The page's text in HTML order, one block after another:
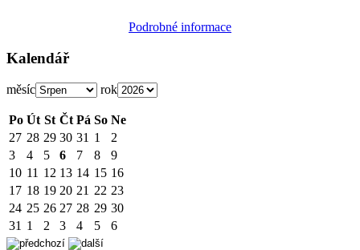
Podrobné informace
Kalendář
měsíc rok
Po Út St Čt Pá So Ne
27 28 29 30 31 1
2
3
4 5 6 7 8
9
10 11 12 13 14 15 16
17 18 19 20 21 22 23
24 25 26 27 28 29 30
31 1 2 3 4 5 6